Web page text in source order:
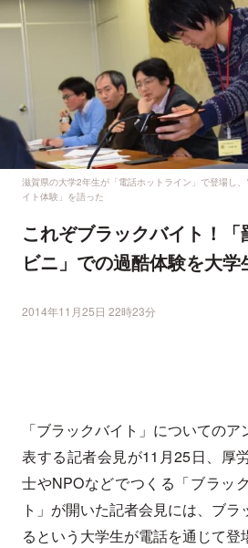
滋賀県の大学2年生が「電話ホットライン」で登場し
イト体験」を語った
これぞブラックバイト！
ビニ」での過酷体験を大学
2014年11月25日 22時23分
「ブラックバイト」についての
表する記者会見が11月25日、厚
士やNPOなどでつくる「ブラッ
ト」が開いた記者会見には、ブ
るという大学生が電話を通じて